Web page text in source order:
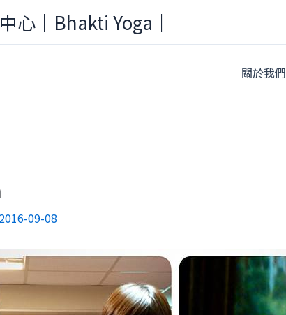
心｜Bhakti Yoga｜
關於我們
2016-09-08